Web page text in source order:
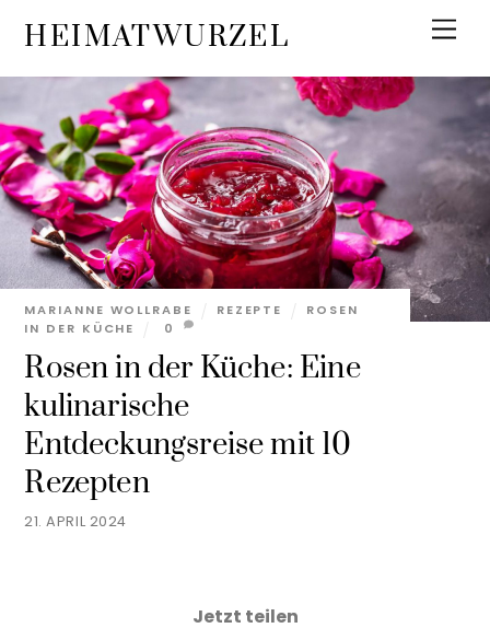
content
HEIMATWURZEL
21. APRIL 2024
Rosen in der Küche: Eine
kulinarische
Entdeckungsreise mit 10
Rezepten
MARIANNE WOLLRABE REZEPTE
ROSEN
IN DER KÜCHE
0